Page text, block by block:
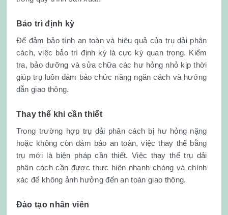
Bảo trì định kỳ
Để đảm bảo tính an toàn và hiệu quả của trụ dải phân
cách, việc bảo trì định kỳ là cực kỳ quan trọng. Kiểm
tra, bảo dưỡng và sửa chữa các hư hỏng nhỏ kịp thời
giúp trụ luôn đảm bảo chức năng ngăn cách và hướng
dẫn giao thông.
Thay thế khi cần thiết
Trong trường hợp trụ dải phân cách bị hư hỏng nặng
hoặc không còn đảm bảo an toàn, việc thay thế bằng
trụ mới là biện pháp cần thiết. Việc thay thế trụ dải
phân cách cần được thực hiện nhanh chóng và chính
xác để không ảnh hưởng đến an toàn giao thông.
Đào tạo nhân viên